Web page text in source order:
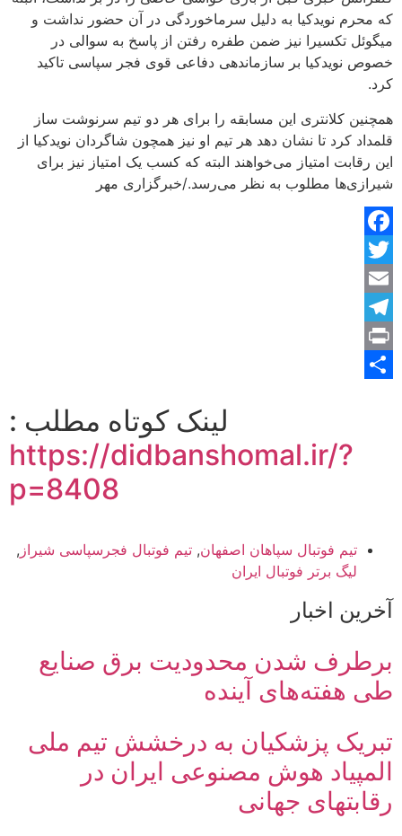
که محرم نویدکیا به دلیل سرماخوردگی در آن حضور نداشت و
میگوئل تکسیرا نیز ضمن طفره رفتن از پاسخ به سوالی در
خصوص نویدکیا بر سازماندهی دفاعی قوی فجر سپاسی تاکید
کرد.
همچنین کلانتری این مسابقه را برای هر دو تیم سرنوشت ساز
قلمداد کرد تا نشان دهد هر تیم او نیز همچون شاگردان نویدکیا از
این رقابت امتیاز می‌خواهند البته که کسب یک امتیاز نیز برای
شیرازی‌ها مطلوب به نظر می‌رسد./خبرگزاری مهر
Facebook
Twitter
Email
Telegram
Print
لینک کوتاه مطلب :
https://didbanshomal.ir/?
p=8408
تیم فوتبال سپاهان اصفهان, تیم فوتبال فجرسپاسی شیراز ,
لیگ برتر فوتبال ایران
آخرین اخبار
برطرف شدن محدودیت‌ برق صنایع
طی هفته‌های آینده
تبریک پزشکیان به درخشش تیم ملی
المپیاد هوش مصنوعی ایران در
رقابتهای جهانی